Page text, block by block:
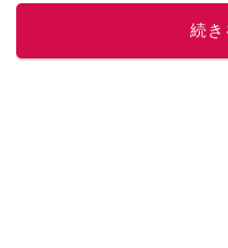
レビューしています。毎日トレンド
してください！
続き